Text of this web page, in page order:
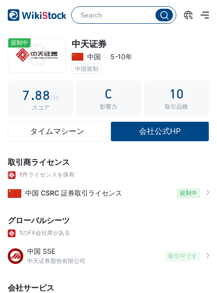
規制中 中天证券
中国 5-10年
中国規制
2
4
5
7.
3
6
8
9
3
6
8
9
/10
スコア
C
影響力
10
取引品種
タイムマシーン 会社公式HP
取引商ライセンス
1件ライセンスを保有
中国 CSRC 証券取引ライセンス 規制中
グローバルシーツ
1のFX会社席がある
中国 SSE
中天证券股份有限公司
取引中です
会社サービス